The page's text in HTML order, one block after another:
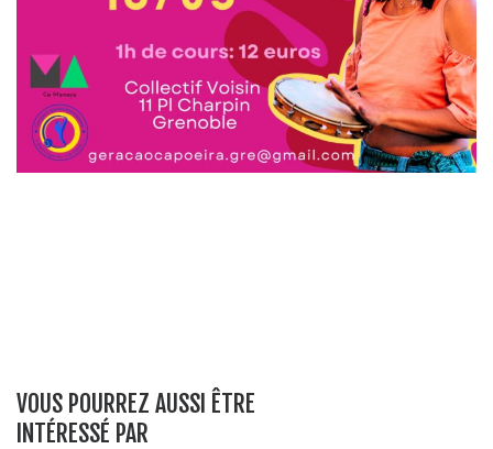
VOUS POURREZ AUSSI ÊTRE
INTÉRESSÉ PAR